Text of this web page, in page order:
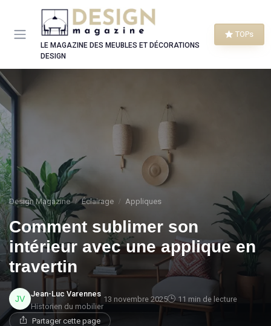
LE MAGAZINE DES MEUBLES ET DÉCORATIONS
DESIGN
TOPs
Design Magazine Éclairage Appliques
Comment sublimer son
intérieur avec une applique en
travertin
Jean-Luc Varennes
Historien du mobilier
13 novembre 2025 11 min de lecture
Partager cette page
Panneau de gestion des cookies